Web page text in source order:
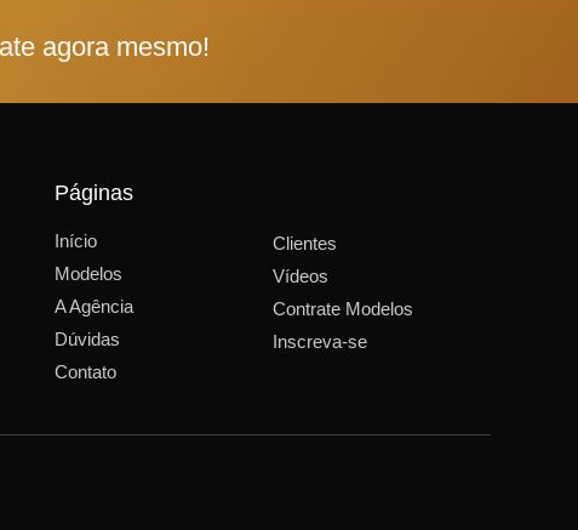
agora mesmo!
Páginas
Início
Modelos
A Agência
Dúvidas
Contato
Clientes
Vídeos
Contrate Modelos
Inscreva-se